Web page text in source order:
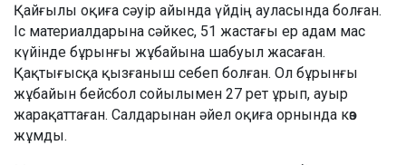
Қайғылы оқиға сәуір айында үйдің ауласында болған.
Іс материалдарына сәйкес, 51 жастағы ер адам мас
күйінде бұрынғы жұбайына шабуыл жасаған.
Қақтығысқа қызғаныш себеп болған. Ол бұрынғы
жұбайын бейсбол сойылымен 27 рет ұрып, ауыр
жарақаттаған. Салдарынан әйел оқиға орнында көз
жұмды.